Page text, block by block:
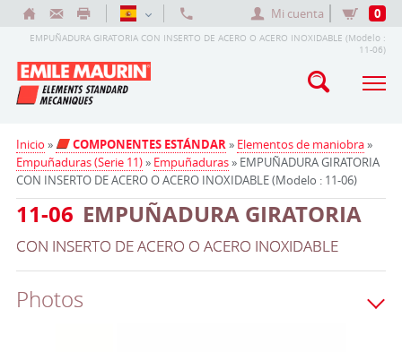
Mi cuenta 0
EMPUÑADURA GIRATORIA CON INSERTO DE ACERO O ACERO INOXIDABLE (Modelo :
11-06)
Inicio » COMPONENTES ESTÁNDAR» Elementos de maniobra»
Empuñaduras (Serie 11)» Empuñaduras» EMPUÑADURA GIRATORIA
CON INSERTO DE ACERO O ACERO INOXIDABLE (Modelo : 11-06)
11-06 EMPUÑADURA GIRATORIA
CON INSERTO DE ACERO O ACERO INOXIDABLE
Photos